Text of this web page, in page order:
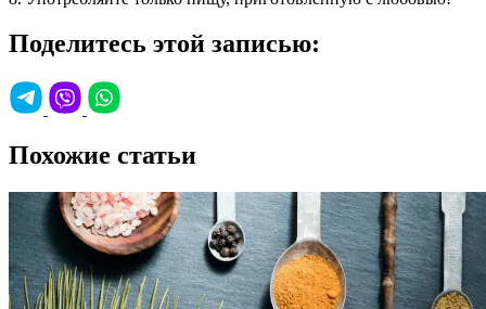
Поделитесь этой записью:
Похожие статьи